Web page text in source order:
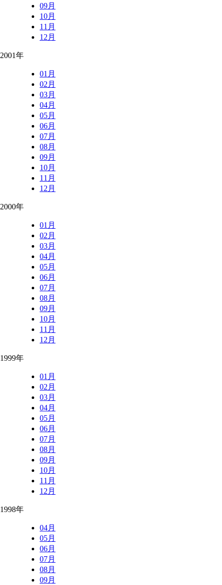
09月
10月
11月
12月
2001年
01月
02月
03月
04月
05月
06月
07月
08月
09月
10月
11月
12月
2000年
01月
02月
03月
04月
05月
06月
07月
08月
09月
10月
11月
12月
1999年
01月
02月
03月
04月
05月
06月
07月
08月
09月
10月
11月
12月
1998年
04月
05月
06月
07月
08月
09月